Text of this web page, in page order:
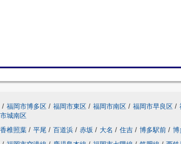
/ 福岡市博多区 / 福岡市東区 / 福岡市南区 / 福岡市早良区 /
城南区
香椎照葉 / 平尾 / 百道浜 / 赤坂 / 大名 / 住吉 / 博多駅前 / 博